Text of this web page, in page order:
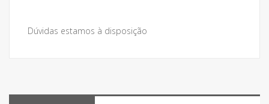
Dúvidas estamos à disposição